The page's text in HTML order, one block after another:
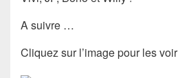
A suivre …
Cliquez sur l’image pour les voir